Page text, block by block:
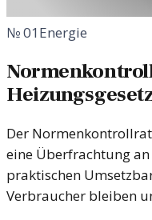
№01Energie
Der
eine Überfrachtung
praktischen
Verbraucher bleiben